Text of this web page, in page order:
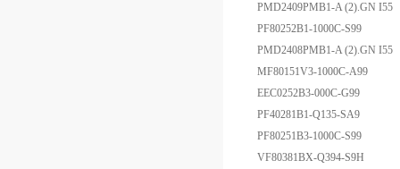
PMD2409PMB1-A (2).GN I55
PF80252B1-1000C-S99
PMD2408PMB1-A (2).GN I55
MF80151V3-1000C-A99
EEC0252B3-000C-G99
PF40281B1-Q135-SA9
PF80251B3-1000C-S99
VF80381BX-Q394-S9H